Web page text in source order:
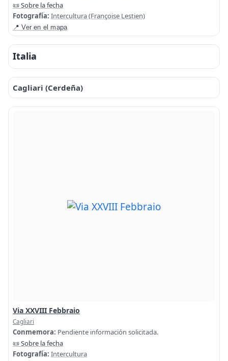
📜 Sobre la fecha
Fotografía: Intercultura (Françoise Lestien)
📍 Ver en el mapa
Italia
Cagliari (Cerdeña)
Via XXVIII Febbraio
Cagliari
Conmemora: Pendiente información solicitada.
📜 Sobre la fecha
Fotografía: Intercultura